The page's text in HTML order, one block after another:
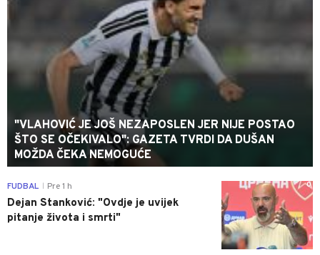
"VLAHOVIĆ JE JOŠ NEZAPOSLEN JER NIJE POSTAO
ŠTO SE OČEKIVALO": GAZETA TVRDI DA DUŠAN
MOŽDA ČEKA NEMOGUĆE
0
FUDBAL Pre 1 h
Dejan Stanković: "Ovdje je uvijek
pitanje života i smrti"